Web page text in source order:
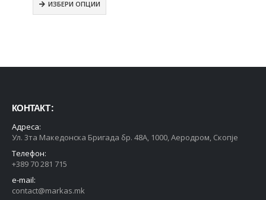
ИЗБЕРИ ОПЦИИ
КОНТАКТ :
Адреса:
Ул. 3та Македонска Бригада бр. 48А, 1000, Аеродром, Скопје
Телефон:
+389 70 281 715
e-mail:
contact@markas.mk